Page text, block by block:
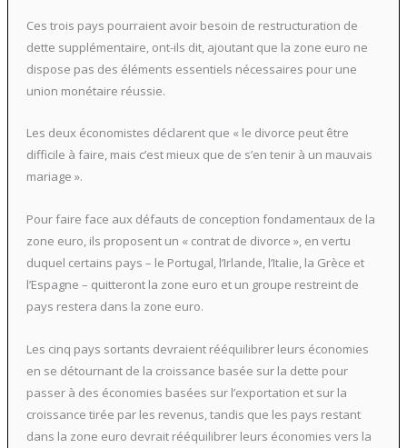
Ces trois pays pourraient avoir besoin de restructuration de
dette supplémentaire, ont-ils dit, ajoutant que la zone euro ne
dispose pas des éléments essentiels nécessaires pour une
union monétaire réussie.
Les deux économistes déclarent que « le divorce peut être
difficile à faire, mais c’est mieux que de s’en tenir à un mauvais
mariage ».
Pour faire face aux défauts de conception fondamentaux de la
zone euro, ils proposent un « contrat de divorce », en vertu
duquel certains pays – le Portugal, l’Irlande, l’Italie, la Grèce et
l’Espagne – quitteront la zone euro et un groupe restreint de
pays restera dans la zone euro.
Les cinq pays sortants devraient rééquilibrer leurs économies
en se détournant de la croissance basée sur la dette pour
passer à des économies basées sur l’exportation et sur la
croissance tirée par les revenus, tandis que les pays restant
dans la zone euro devrait rééquilibrer leurs économies vers la